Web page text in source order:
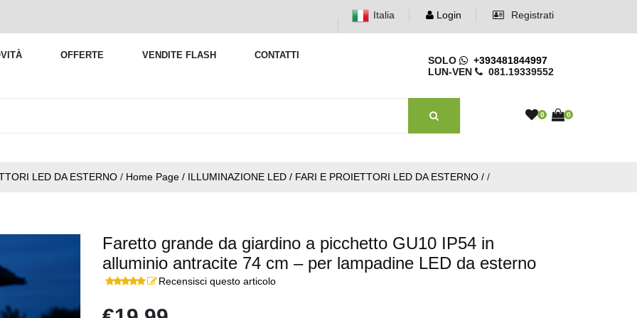
Italia Login Registrati
OFFERTE VENDITE FLASH CONTATTI SOLO
+393481844997
LUN-VEN
081.19339552
0 0
LED DA ESTERNO / Home Page / ILLUMINAZIONE LED / FARI E PROIETTORI LED DA ESTERNO / /
Faretto grande da giardino a picchetto GU10 IP54 in
alluminio antracite 74 cm – per lampadine LED da esterno
Recensisci questo articolo